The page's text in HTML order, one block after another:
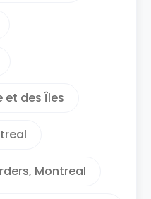
et des Îles
Montreal